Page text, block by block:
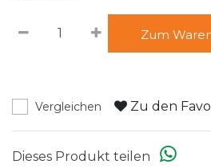
Zum
Vergleichen Zu den
Dieses Produkt teilen